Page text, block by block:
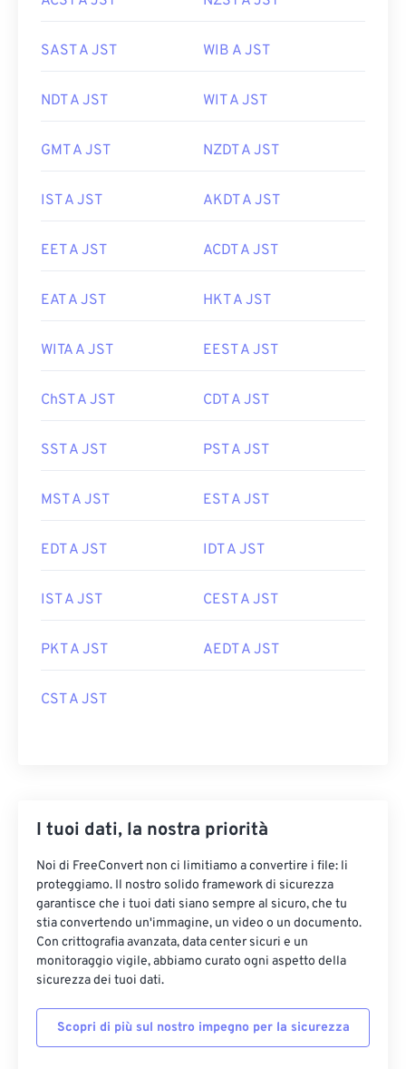
SAST A JST WIB A JST
NDT A JST WIT A JST
GMT A JST NZDT A JST
IST A JST AKDT A JST
EET A JST ACDT A JST
EAT A JST HKT A JST
WITA A JST EEST A JST
ChST A JST CDT A JST
SST A JST PST A JST
MST A JST EST A JST
EDT A JST IDT A JST
IST A JST CEST A JST
PKT A JST AEDT A JST
CST A JST
I tuoi dati, la nostra priorità
Noi di FreeConvert non ci limitiamo a convertire i file: li
proteggiamo. Il nostro solido framework di sicurezza
garantisce che i tuoi dati siano sempre al sicuro, che tu
stia convertendo un'immagine, un video o un documento.
Con crittografia avanzata, data center sicuri e un
monitoraggio vigile, abbiamo curato ogni aspetto della
sicurezza dei tuoi dati.
Scopri di più sul nostro impegno per la sicurezza